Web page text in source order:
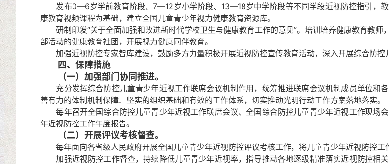
发布0—6岁学前教育阶段、7—12岁小学阶段、13—18岁中学阶段等不同学段近视防控指引，教
康教育视频课程为基础，建立全国儿童青少年视力健康教育资源库。
研制印发“关于全面加强和改进新时代学校卫生与健康教育工作的意见”。培训培养健康教育教师
部活动的健康教育社团，开展视力健康同伴教育。
加强近视防控专家智库建设，鼓励多方力量积极开展近视防控宣传教育活动，深入开展综合防控
四、保障措施
（一）加强部门协同推进。
充分发挥综合防控儿童青少年近视工作联席会议机制作用，统筹推进联席会议机制成员单位和
善有力的体制机制保障、坚实的组织基础和有效的工作体系，切实推动光明行动工作方案落地落实。
每年召开全国综合防控儿童青少年近视工作联席会议、全国综合防控儿童青少年近视工作现场
年近视防控工作年度报告。
（二）开展评议考核督查。
每年面向各省级人民政府开展全国儿童青少年近视防控评议考核工作，将儿童青少年近视防控工
加强近视防控工作督查，持续降低儿童青少年近视率，指导推动各地逐级精准落实近视防控相关